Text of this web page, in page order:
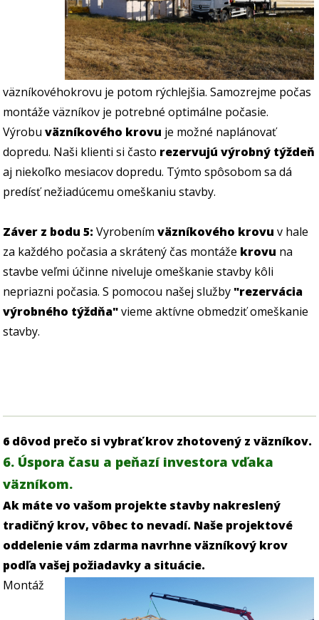
väzníkovéhokrovu je potom rýchlejšia. Samozrejme počas
montáže väzníkov je potrebné optimálne počasie.
Výrobuväzníkového krovu je možné naplánovať
dopredu. Naši klienti si často rezervujú výrobný týždeň
aj niekoľko mesiacov dopredu. Týmto spôsobom sa dá
predísť nežiadúcemu omeškaniu stavby.
Záver z bodu 5:Vyrobenímväzníkového krovu v hale
za každého počasia a skrátený čas montáže krovu na
stavbe veľmi účinne niveluje omeškanie stavby kôli
nepriazni počasia. S pomocou našej služby "rezervácia
výrobného týždňa"vieme aktívne obmedziť omeškanie
stavby.
6 dôvod prečo si vybrať krov zhotovený z väzníkov.
6. Úspora času a peňazí investora vďaka
väzníkom.
Ak máte vo vašom projekte stavby nakreslený
tradičný krov, vôbec to nevadí. Naše projektové
oddelenie vám zdarma navrhne väzníkový krov
podľa vašej požiadavky a situácie.
Montáž